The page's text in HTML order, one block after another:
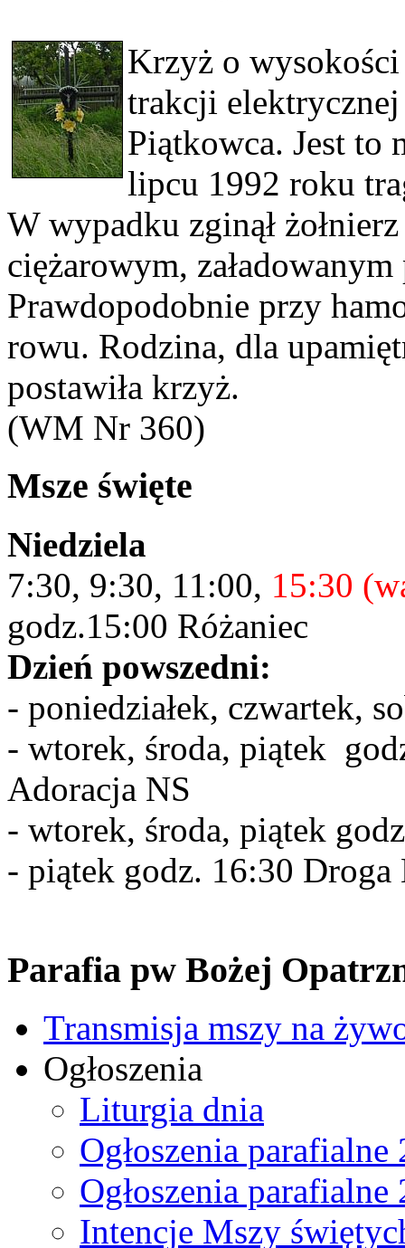
Krzyż o wysokości
trakcji
Piątkowca. Jest to
lipcu 1992 roku
W wypadku zginął
ciężarowym,
Prawdopodobnie przy
rowu. Rodzina, dla
postawiła krzyż.
(WM Nr 360)
Msze święte
Niedziela
7:30, 9:30, 11:00, 15:30
godz.15:00 Różaniec
Dzień powszedni:
- poniedziałek, czwartek,
- wtorek, środa, piątek
Adoracja NS
- wtorek, środa, piątek
- piątek godz. 16:30 Droga
Parafia pw Bożej
Transmisja mszy na
Ogłoszenia
Liturgia dnia
Ogłoszenia parafialne
Ogłoszenia parafialne
Intencje Mszy